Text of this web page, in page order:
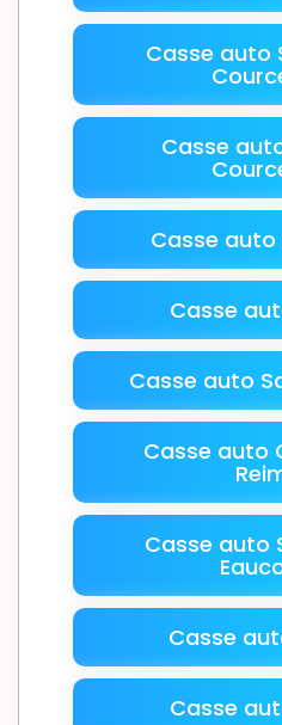
Casse auto
Casse
Casse auto
Casse
Casse auto
Casse auto
Casse auto
Casse
Casse